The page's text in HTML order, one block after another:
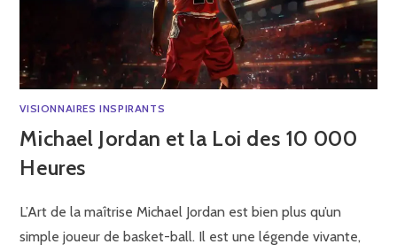
VISIONNAIRES INSPIRANTS
Michael Jordan et la Loi des 10 000
Heures
L’Art de la maîtrise Michael Jordan est bien plus qu’un
simple joueur de basket-ball. Il est une légende vivante,